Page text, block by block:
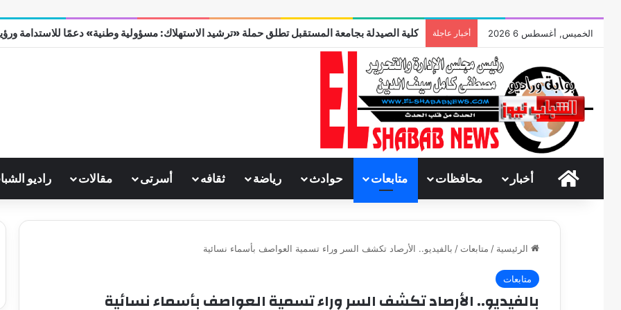
الخميس, أغسطس 6 2026 أخبار عاجلة كلية الصيدلة بجامعة المستقبل تطلق حملة «ترشيد الاستهلاك: مسؤولية وطنية» دعمًا للاستدامة ورؤية
الرئيسية
أخبار محافظات متابعات حوادث رياضة ثقافه أسرتى مقالات راديو
الرئيسية / متابعات / بالفيديو.. الأرصاد تكشف السر وراء تسمية العواصف بأسماء نسائية
متابعات
بالفيديو.. الأرصاد تكشف السر وراء تسمية العواصف بأسماء نسائية